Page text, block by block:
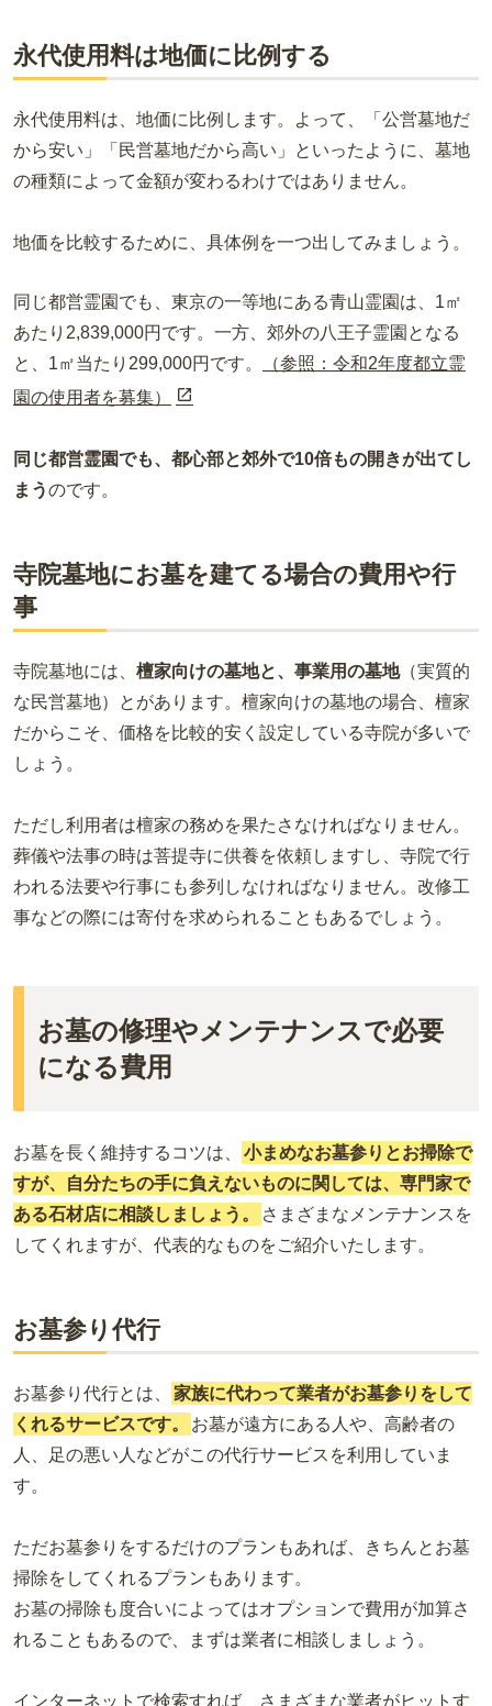
永代使用料は地価に比例する
永代使用料は、地価に比例します。よって、「公営墓地だ
から安い」「民営墓地だから高い」といったように、墓地
の種類によって金額が変わるわけではありません。
地価を比較するために、具体例を一つ出してみましょう。
同じ都営霊園でも、東京の一等地にある青山霊園は、1㎡
あたり2,839,000円です。一方、郊外の八王子霊園となる
と、1㎡当たり299,000円です。
（参照：令和2年度都立霊
園の使用者を募集）
同じ都営霊園でも、都心部と郊外で10倍もの開きが出てし
まうのです。
寺院墓地にお墓を建てる場合の費用や行
事
寺院墓地には、 檀家向けの墓地と、事業用の墓地（実質的
な民営墓地）とがあります。檀家向けの墓地の場合、檀家
だからこそ、価格を比較的安く設定している寺院が多いで
しょう。
ただし利用者は檀家の務めを果たさなければなりません。
葬儀や法事の時は菩提寺に供養を依頼しますし、寺院で行
われる法要や行事にも参列しなければなりません。改修工
事などの際には寄付を求められることもあるでしょう。
お墓の修理やメンテナンスで必要
になる費用
お墓を長く維持するコツは、
小まめなお墓参りとお掃除で
すが、自分たちの手に負えないものに関しては、専門家で
ある石材店に相談しましょう。
さまざまなメンテナンスを
してくれますが、代表的なものをご紹介いたします。
お墓参り代行
お墓参り代行とは、
家族に代わって業者がお墓参りをして
くれるサービスです。
お墓が遠方にある人や、高齢者の
人、足の悪い人などがこの代行サービスを利用していま
す。
ただお墓参りをするだけのプランもあれば、きちんとお墓
掃除をしてくれるプランもあります。
お墓の掃除も度合いによってはオプションで費用が加算さ
れることもあるので、まずは業者に相談しましょう。
インターネットで検索すれば、さまざまな業者がヒットす